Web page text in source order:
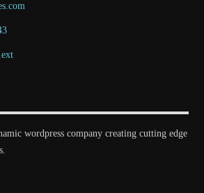
wordpress company creating cutting edge